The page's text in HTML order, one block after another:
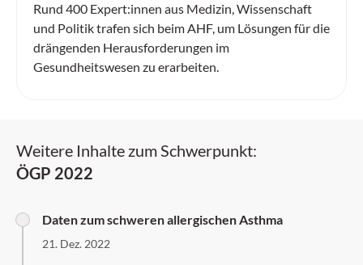
Rund 400 Expert:innen aus Medizin, Wissenschaft
und Politik trafen sich beim AHF, um Lösungen für die
drängenden Herausforderungen im
Gesundheitswesen zu erarbeiten.
Weitere Inhalte zum Schwerpunkt:
ÖGP 2022
Daten zum schweren allergischen Asthma
21. Dez. 2022